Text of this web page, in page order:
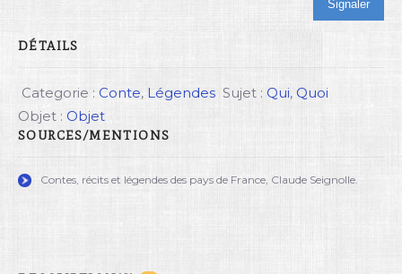
Signaler
DÉTAILS
Categorie : Conte, Légendes Sujet : Qui, Quoi
Objet : Objet
SOURCES/MENTIONS
Contes, récits et légendes des pays de France, Claude Seignolle.